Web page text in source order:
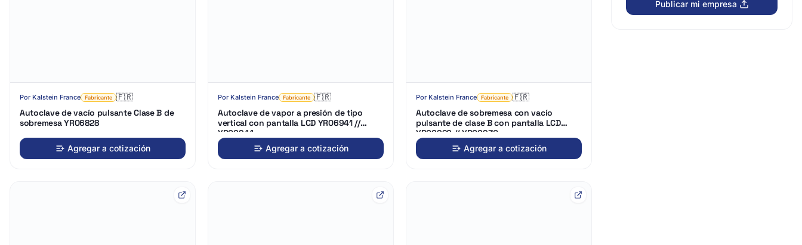
Por Kalstein France Fabricante 🇫🇷
Autoclave de vacío pulsante Clase B de
sobremesa YR06828
Agregar a cotización
Por Kalstein France Fabricante 🇫🇷
Autoclave de vapor a presión de tipo
vertical con pantalla LCD YR06941 //
YR06944
Agregar a cotización
Por Kalstein France Fabricante 🇫🇷
Autoclave de sobremesa con vacío
pulsante de clase B con pantalla LCD
YR06926 // YR06930
Agregar a cotización
Publicar mi empresa